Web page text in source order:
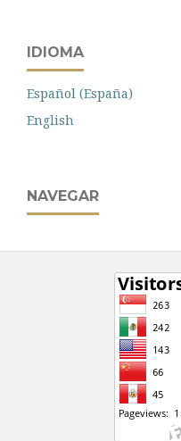
IDIOMA
Español (España)
English
NAVEGAR